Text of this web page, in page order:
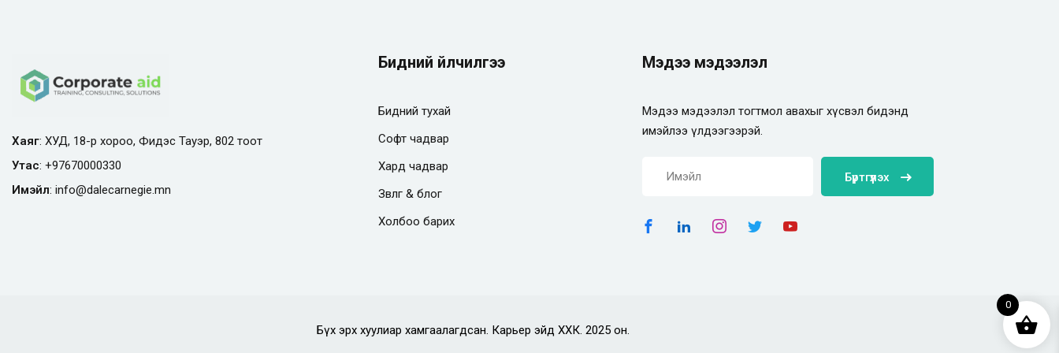
Хаяг: ХУД, 18-р хороо, Фидэс Тауэр, 802 тоот
Утас: +97670000330
Имэйл: info@dalecarnegie.mn
Бидний үйлчилгээ
Бидний тухай
Софт чадвар
Хард чадвар
Зөвлөгөө & блог
Холбоо барих
Мэдээ мэдээлэл
Мэдээ мэдээлэл тогтмол авахыг хүсвэл бидэнд
имэйлээ үлдээгээрэй.
Бүртгүүлэх
Бүх эрх хуулиар хамгаалагдсан. Карьер эйд ХХК. 2025 он.
0